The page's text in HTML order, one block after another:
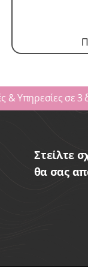
& Υπηρεσίες σε 3
Στείλτε
θα σας